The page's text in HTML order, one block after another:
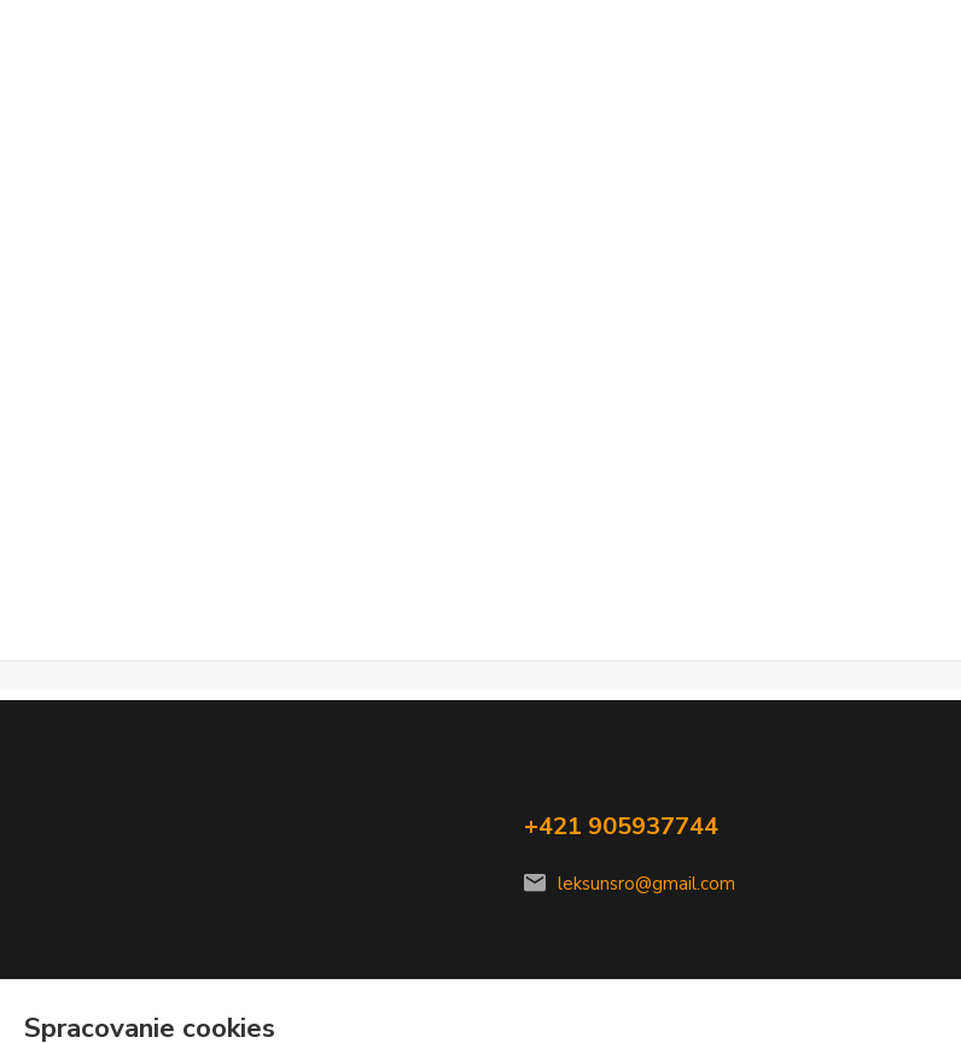
+421 905937744
leksunsro@gmail.com
Spracovanie cookies